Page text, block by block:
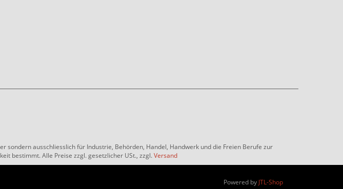
ausschliesslich für Industrie, Behörden, Handel, Handwerk und die Freien Berufe zur
bestimmt. Alle Preise zzgl. gesetzlicher USt., zzgl.Versand
Powered by JTL-Shop